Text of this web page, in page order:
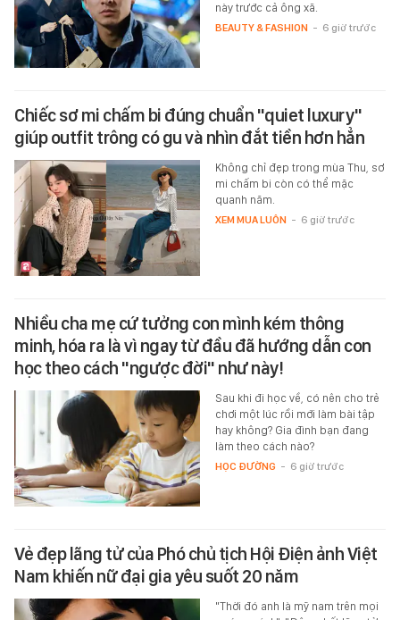
này trước cả ông xã.
BEAUTY & FASHION - 6 giờ trước
Chiếc sơ mi chấm bi đúng chuẩn "quiet luxury"
giúp outfit trông có gu và nhìn đắt tiền hơn hẳn
Không chỉ đẹp trong mùa Thu, sơ
mi chấm bi còn có thể mặc
quanh năm.
XEM MUA LUÔN - 6 giờ trước
Nhiều cha mẹ cứ tưởng con mình kém thông
minh, hóa ra là vì ngay từ đầu đã hướng dẫn con
học theo cách "ngược đời" như này!
Sau khi đi học về, có nên cho trẻ
chơi một lúc rồi mới làm bài tập
hay không? Gia đình bạn đang
làm theo cách nào?
HỌC ĐƯỜNG - 6 giờ trước
Vẻ đẹp lãng tử của Phó chủ tịch Hội Điện ảnh Việt
Nam khiến nữ đại gia yêu suốt 20 năm
"Thời đó anh là mỹ nam trên mọi